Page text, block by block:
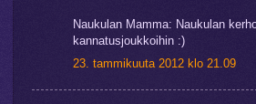
Naukulan Mamma: Naukulan
kannatusjoukkoihin :)
23. tammikuuta 2012 klo 21.09